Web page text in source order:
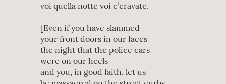
voi quella notte voi c’eravate.
[Even if you have slammed
your front doors in our faces
the night that the police cars
were on our heels
and you, in good faith, let us